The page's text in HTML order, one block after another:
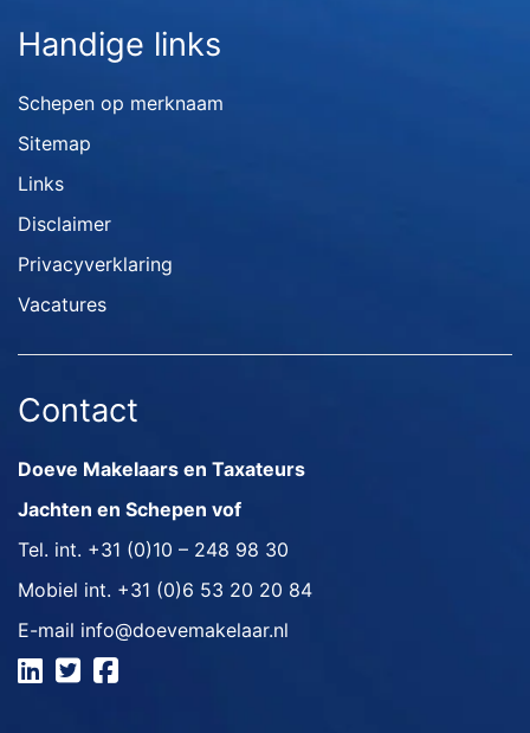
Handige links
Schepen op merknaam
Sitemap
Links
Disclaimer
Privacyverklaring
Vacatures
Contact
Doeve Makelaars en Taxateurs
Jachten en Schepen vof
Tel. int. +31 (0)10 – 248 98 30
Mobiel int. +31 (0)6 53 20 20 84
E-mail info@doevemakelaar.nl